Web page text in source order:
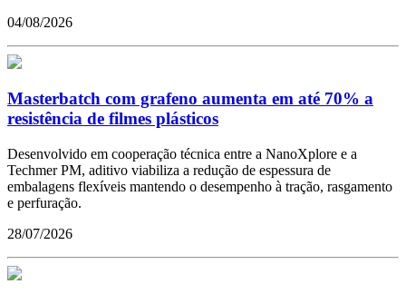
04/08/2026
Masterbatch com grafeno aumenta em até 70% a
resistência de filmes plásticos
Desenvolvido em cooperação técnica entre a NanoXplore e a
Techmer PM, aditivo viabiliza a redução de espessura de
embalagens flexíveis mantendo o desempenho à tração, rasgamento
e perfuração.
28/07/2026